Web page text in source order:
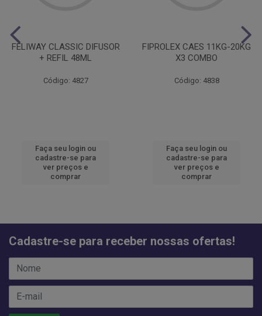
FELIWAY CLASSIC DIFUSOR
+ REFIL 48ML
Código: 4827
Faça seu login ou
cadastre-se para
ver preços e
comprar
FIPROLEX CAES 11KG-20KG
X3 COMBO
Código: 4838
Faça seu login ou
cadastre-se para
ver preços e
comprar
Cadastre-se para receber nossas ofertas!